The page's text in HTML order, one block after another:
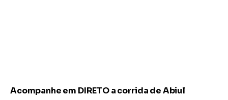
Acompanhe em DIRETO a corrida de Abiul